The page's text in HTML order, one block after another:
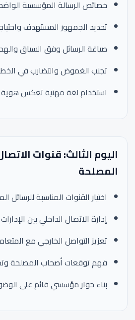
خصائص الرسالة المؤسسية
تحديد الجمهور المستهدف
صياغة الرسائل وفق السياق
تجنب الغموض والتضارب في
استخدام لغة مهنية تعكس هوية
اليوم الثالث: قنوات
المصلحة
اختيار القنوات المناسبة للرسائل
إدارة الاتصال الداخلي بين
تعزيز التواصل الخارجي مع
فهم توقعات أصحاب المصلحة
بناء حوار مؤسسي قائم على